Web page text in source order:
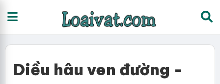
Diều hâu ven đường -